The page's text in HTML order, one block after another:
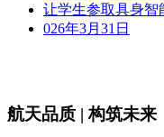
让学生参取具身智
026年3月31日
航天品质 | 构筑未来